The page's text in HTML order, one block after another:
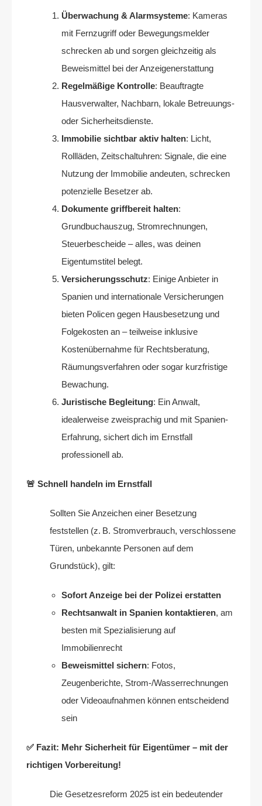
Überwachung & Alarmsysteme: Kameras
mit Fernzugriff oder Bewegungsmelder
schrecken ab und sorgen gleichzeitig als
Beweismittel bei der Anzeigenerstattung
Regelmäßige Kontrolle: Beauftragte
Hausverwalter, Nachbarn, lokale Betreuungs-
oder Sicherheitsdienste.
Immobilie sichtbar aktiv halten: Licht,
Rollläden, Zeitschaltuhren: Signale, die eine
Nutzung der Immobilie andeuten, schrecken
potenzielle Besetzer ab.
Dokumente griffbereit halten:
Grundbuchauszug, Stromrechnungen,
Steuerbescheide – alles, was deinen
Eigentumstitel belegt.
Versicherungsschutz: Einige Anbieter in
Spanien und internationale Versicherungen
bieten Policen gegen Hausbesetzung und
Folgekosten an – teilweise inklusive
Kostenübernahme für Rechtsberatung,
Räumungsverfahren oder sogar kurzfristige
Bewachung.
Juristische Begleitung: Ein Anwalt,
idealerweise zweisprachig und mit Spanien-
Erfahrung, sichert dich im Ernstfall
professionell ab.
🚨 Schnell handeln im Ernstfall
Sollten Sie Anzeichen einer Besetzung
feststellen (z. B. Stromverbrauch, verschlossene
Türen, unbekannte Personen auf dem
Grundstück), gilt:
Sofort Anzeige bei der Polizei erstatten
Rechtsanwalt in Spanien kontaktieren, am
besten mit Spezialisierung auf
Immobilienrecht
Beweismittel sichern: Fotos,
Zeugenberichte, Strom-/Wasserrechnungen
oder Videoaufnahmen können entscheidend
sein
✅ Fazit: Mehr Sicherheit für Eigentümer – mit der
richtigen Vorbereitung!
Die Gesetzesreform 2025 ist ein bedeutender